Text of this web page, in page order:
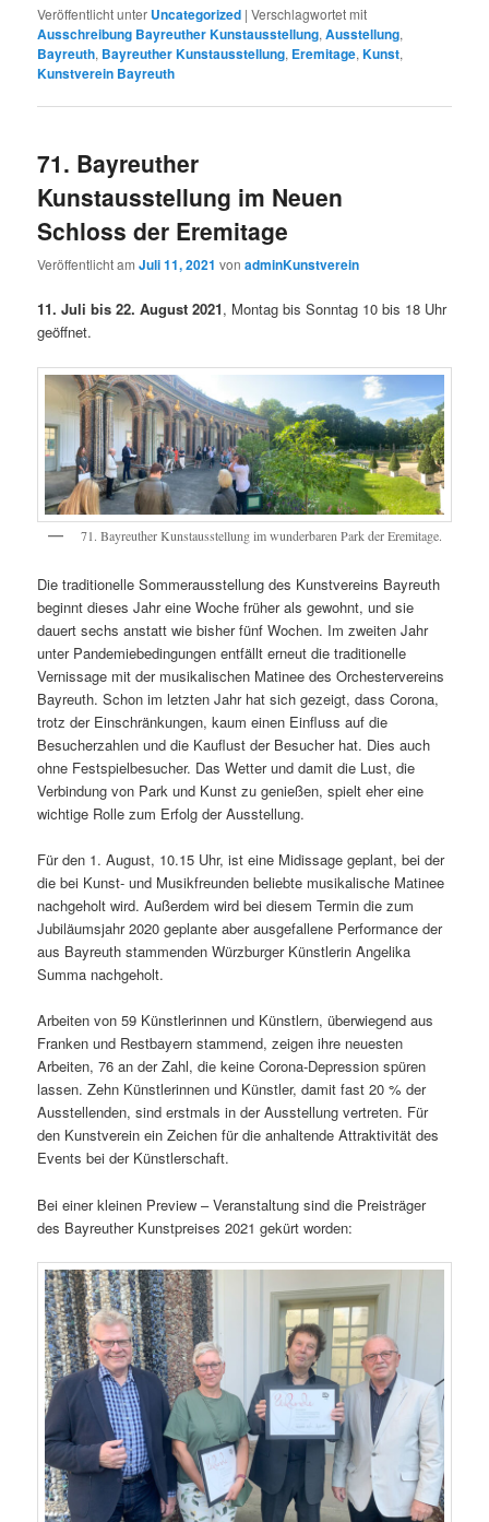
Veröffentlicht unter Uncategorized |Verschlagwortet mit
Ausschreibung Bayreuther Kunstausstellung,Ausstellung,
Bayreuth, Bayreuther Kunstausstellung, Eremitage,Kunst,
Kunstverein Bayreuth
71. Bayreuther
Kunstausstellung im Neuen
Schloss der Eremitage
Veröffentlicht amJuli 11, 2021 vonadminKunstverein
11. Juli bis 22. August 2021, Montag bis Sonntag 10 bis 18 Uhr
geöffnet.
71. Bayreuther Kunstausstellung im wunderbaren Park der Eremitage.
Die traditionelle Sommerausstellung des Kunstvereins Bayreuth
beginnt dieses Jahr eine Woche früher als gewohnt, und sie
dauert sechs anstatt wie bisher fünf Wochen. Im zweiten Jahr
unter Pandemiebedingungen entfällt erneut die traditionelle
Vernissage mit der musikalischen Matinee des Orchestervereins
Bayreuth. Schon im letzten Jahr hat sich gezeigt, dass Corona,
trotz der Einschränkungen, kaum einen Einfluss auf die
Besucherzahlen und die Kauflust der Besucher hat. Dies auch
ohne Festspielbesucher. Das Wetter und damit die Lust, die
Verbindung von Park und Kunst zu genießen, spielt eher eine
wichtige Rolle zum Erfolg der Ausstellung.
Für den 1. August, 10.15 Uhr, ist eine Midissage geplant, bei der
die bei Kunst- und Musikfreunden beliebte musikalische Matinee
nachgeholt wird. Außerdem wird bei diesem Termin die zum
Jubiläumsjahr 2020 geplante aber ausgefallene Performance der
aus Bayreuth stammenden Würzburger Künstlerin Angelika
Summa nachgeholt.
Arbeiten von 59 Künstlerinnen und Künstlern, überwiegend aus
Franken und Restbayern stammend, zeigen ihre neuesten
Arbeiten, 76 an der Zahl, die keine Corona-Depression spüren
lassen. Zehn Künstlerinnen und Künstler, damit fast 20 % der
Ausstellenden, sind erstmals in der Ausstellung vertreten. Für
den Kunstverein ein Zeichen für die anhaltende Attraktivität des
Events bei der Künstlerschaft.
Bei einer kleinen Preview – Veranstaltung sind die Preisträger
des Bayreuther Kunstpreises 2021 gekürt worden: